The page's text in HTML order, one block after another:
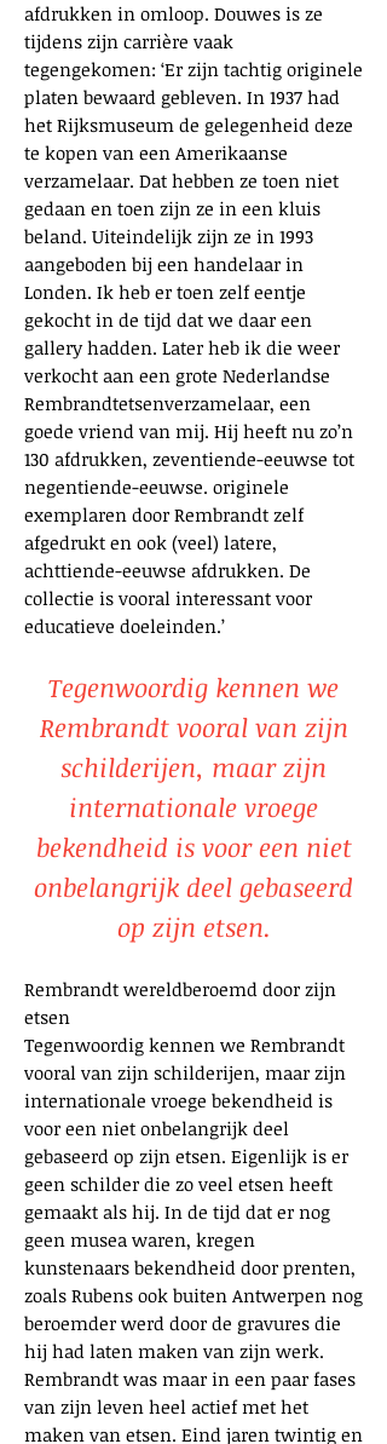
afdrukken in omloop. Douwes is ze
tijdens zijn carrière vaak
tegengekomen: ‘Er zijn tachtig originele
platen bewaard gebleven. In 1937 had
het Rijksmuseum de gelegenheid deze
te kopen van een Amerikaanse
verzamelaar. Dat hebben ze toen niet
gedaan en toen zijn ze in een kluis
beland. Uiteindelijk zijn ze in 1993
aangeboden bij een handelaar in
Londen. Ik heb er toen zelf eentje
gekocht in de tijd dat we daar een
gallery hadden. Later heb ik die weer
verkocht aan een grote Nederlandse
Rembrandtetsenverzamelaar, een
goede vriend van mij. Hij heeft nu zo’n
130 afdrukken, zeventiende-eeuwse tot
negentiende-eeuwse. originele
exemplaren door Rembrandt zelf
afgedrukt en ook (veel) latere,
achttiende-eeuwse afdrukken. De
collectie is vooral interessant voor
educatieve doeleinden.’
Tegenwoordig kennen we
Rembrandt vooral van zijn
schilderijen, maar zijn
internationale vroege
bekendheid is voor een niet
onbelangrijk deel gebaseerd
op zijn etsen.
Rembrandt wereldberoemd door zijn
etsen
Tegenwoordig kennen we Rembrandt
vooral van zijn schilderijen, maar zijn
internationale vroege bekendheid is
voor een niet onbelangrijk deel
gebaseerd op zijn etsen. Eigenlijk is er
geen schilder die zo veel etsen heeft
gemaakt als hij. In de tijd dat er nog
geen musea waren, kregen
kunstenaars bekendheid door prenten,
zoals Rubens ook buiten Antwerpen nog
beroemder werd door de gravures die
hij had laten maken van zijn werk.
Rembrandt was maar in een paar fases
van zijn leven heel actief met het
maken van etsen. Eind jaren twintig en